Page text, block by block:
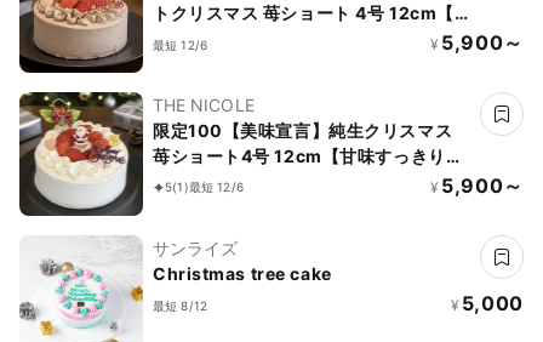
トクリスマス 苺ショート 4号 12cm【甘
味すっきり、体に優しいスイーツを】ク
最短 12/6 ¥ 5,900～
THE NICOLE
限定100【美味宣言】純生クリスマス
苺ショート4号 12cm【甘味すっきり、
体に優しいスイーツを】
5(1)最短 12/6 ¥ 5,900～
サンライズ
Christmas tree cake
最短 8/12 ¥ 5,000